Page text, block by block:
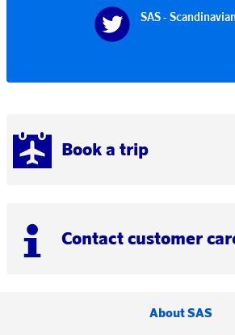
Book a trip
Contact customer
SAS -
About SAS